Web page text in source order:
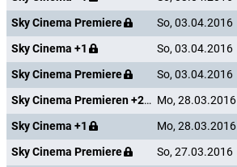
Sky Cinema Premiere
So, 03.04.2016
Sky Cinema +1
So, 03.04.2016
Sky Cinema Premiere
So, 03.04.2016
Sky Cinema Premieren +24 Mo, 28.03.2016
Sky Cinema +1
Mo, 28.03.2016
Sky Cinema Premiere
So, 27.03.2016